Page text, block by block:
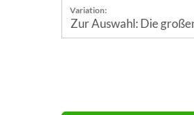
Variation: